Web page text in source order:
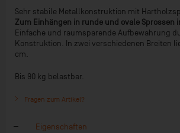
Sehr stabile Metallkonstruktion mit
Zum Einhängen in runde und ovale Sprossen
Einfache und raumsparende Aufbewahrung
Konstruktion. In zwei verschiedenen Breiten
cm.
Bis 90 kg belastbar.
Fragen zum Artikel?
Eigenschaften